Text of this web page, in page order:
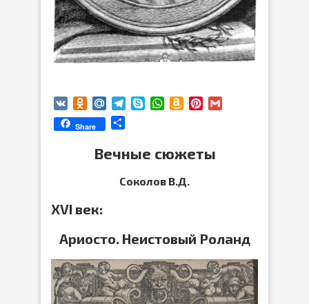
VK Odnoklassniki
Mail.RuTelegram
SkypeWhatsApp
AmazonPinterest
Share
Вечные сюжеты
Соколов В.Д.
XVI век:
Ариосто. Неистовый Роланд